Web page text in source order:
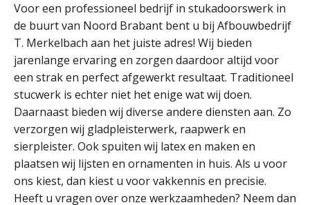
Voor een professioneel bedrijf in stukadoorswerk in
de buurt van Noord Brabant bent u bij Afbouwbedrijf
T. Merkelbach aan het juiste adres! Wij bieden
jarenlange ervaring en zorgen daardoor altijd voor
een strak en perfect afgewerkt resultaat. Traditioneel
stucwerk is echter niet het enige wat wij doen.
Daarnaast bieden wij diverse andere diensten aan. Zo
verzorgen wij gladpleisterwerk, raapwerk en
sierpleister. Ook spuiten wij latex en maken en
plaatsen wij lijsten en ornamenten in huis. Als u voor
ons kiest, dan kiest u voor vakkennis en precisie.
Heeft u vragen over onze werkzaamheden? Neem dan